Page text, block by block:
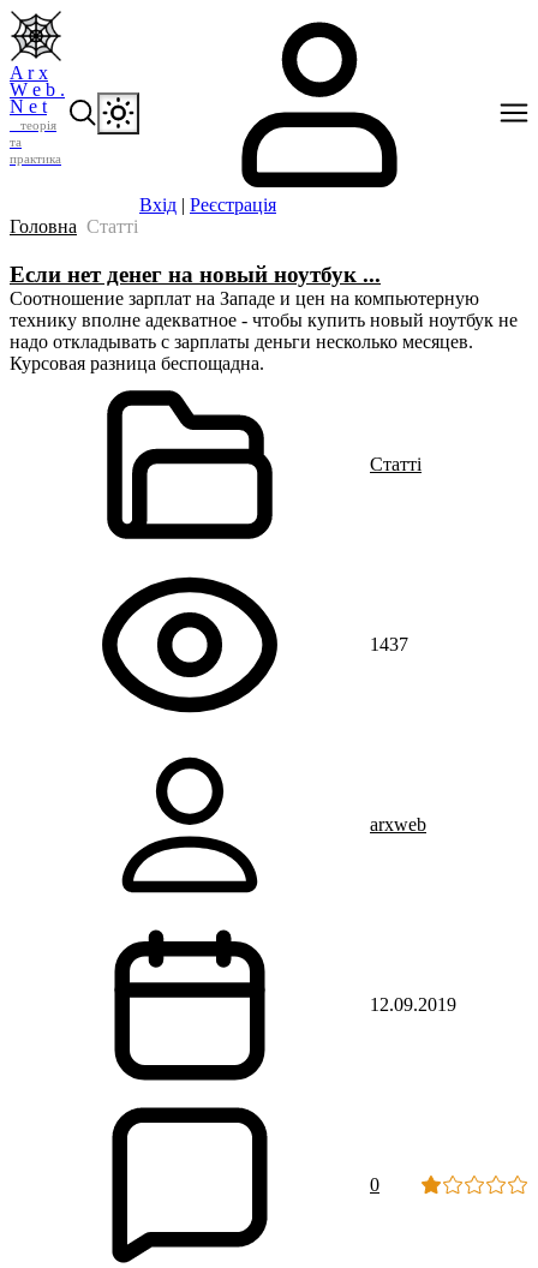
A r x
W e b .
N e t
теорія
та
практика
Вхід | Реєстрація
Головна Статті
Если нет денег на новый ноутбук ...
Соотношение зарплат на Западе и цен на компьютерную
технику вполне адекватное - чтобы купить новый ноутбук не
надо откладывать с зарплаты деньги несколько месяцев.
Курсовая разница беспощадна.
Статті
1437
arxweb
12.09.2019
0